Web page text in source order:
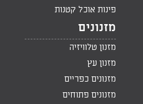
פינות אוכל קטנות
מזנונים
מזנון טלוויזיה
מזנון עץ
מזנונים כפריים
מזנונים פתוחים